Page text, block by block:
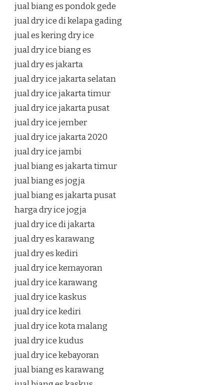
jual biang es pondok gede
jual dry ice di kelapa gading
jual es kering dry ice
jual dry ice biang es
jual dry es jakarta
jual dry ice jakarta selatan
jual dry ice jakarta timur
jual dry ice jakarta pusat
jual dry ice jember
jual dry ice jakarta 2020
jual dry ice jambi
jual biang es jakarta timur
jual biang es jogja
jual biang es jakarta pusat
harga dry ice jogja
jual dry ice di jakarta
jual dry es karawang
jual dry es kediri
jual dry ice kemayoran
jual dry ice karawang
jual dry ice kaskus
jual dry ice kediri
jual dry ice kota malang
jual dry ice kudus
jual dry ice kebayoran
jual biang es karawang